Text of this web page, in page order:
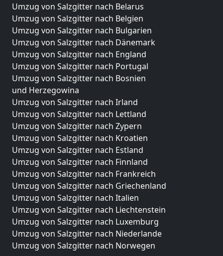
Umzug von Salzgitter nach Belarus
Umzug von Salzgitter nach Belgien
Umzug von Salzgitter nach Bulgarien
Umzug von Salzgitter nach Dänemark
Umzug von Salzgitter nach England
Umzug von Salzgitter nach Portugal
Umzug von Salzgitter nach Bosnien
und Herzegowina
Umzug von Salzgitter nach Irland
Umzug von Salzgitter nach Lettland
Umzug von Salzgitter nach Zypern
Umzug von Salzgitter nach Kroatien
Umzug von Salzgitter nach Estland
Umzug von Salzgitter nach Finnland
Umzug von Salzgitter nach Frankreich
Umzug von Salzgitter nach Griechenland
Umzug von Salzgitter nach Italien
Umzug von Salzgitter nach Liechtenstein
Umzug von Salzgitter nach Luxemburg
Umzug von Salzgitter nach Niederlande
Umzug von Salzgitter nach Norwegen